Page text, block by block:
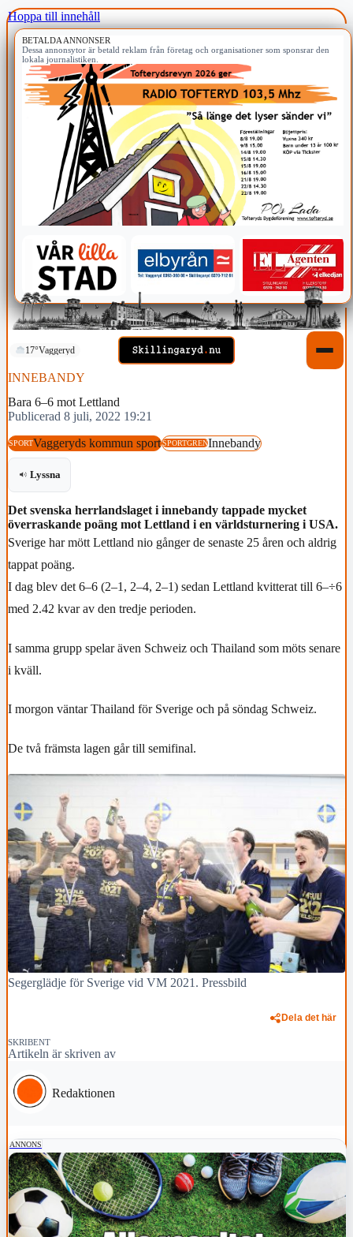
Hoppa till innehåll
BETALDA ANNONSER
Dessa annonsytor är betald reklam från företag och organisationer som sponsrar den
lokala journalistiken.
17°Vaggeryd
INNEBANDY
Bara 6–6 mot Lettland
Publicerad 8 juli, 2022 19:21
SPORTVaggeryds kommun sportSPORTGRENInnebandy
Lyssna
Det svenska herrlandslaget i innebandy tappade mycket
överraskande poäng mot Lettland i en världsturnering i USA.
Sverige har mött Lettland nio gånger de senaste 25 åren och aldrig
tappat poäng.
I dag blev det 6–6 (2–1, 2–4, 2–1) sedan Lettland kvitterat till 6–÷6
med 2.42 kvar av den tredje perioden.
I samma grupp spelar även Schweiz och Thailand som möts senare
i kväll.
I morgon väntar Thailand för Sverige och på söndag Schweiz.
De två främsta lagen går till semifinal.
Segerglädje för Sverige vid VM 2021. Pressbild
Dela det här
SKRIBENT
Artikeln är skriven av
Redaktionen
ANNONS